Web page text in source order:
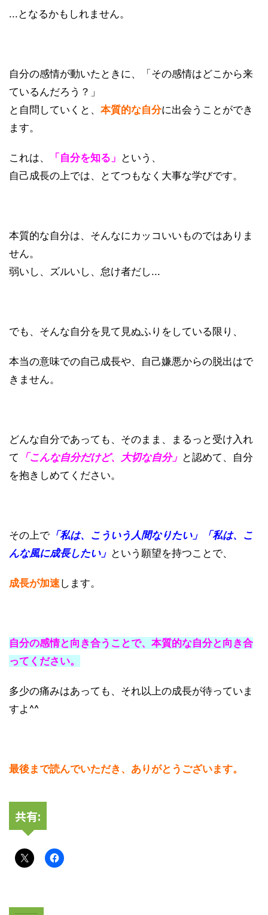
...となるかもしれません。
自分の感情が動いたときに、「その感情はどこから来
ているんだろう？」
と自問していくと、 本質的な自分に出会うことができ
ます。
これは、 「自分を知る」 という、
自己成長の上では、とてつもなく大事な学びです。
本質的な自分は、そんなにカッコいいものではありま
せん。
弱いし、ズルいし、怠け者だし...
でも、そんな自分を見て見ぬふりをしている限り、
本当の意味での自己成長や、自己嫌悪からの脱出はで
きません。
どんな自分であっても、そのまま、まるっと受け入れ
て 「こんな自分だけど、大切な自分」 と認めて、自分
を抱きしめてください。
その上で「私は、こういう人間なりたい」「私は、こ
んな風に成長したい」 という願望を持つことで、
成長が加速 します。
自分の感情と向き合うことで、本質的な自分と向き合
ってください。
多少の痛みはあっても、それ以上の成長が待っていま
すよ^^
最後まで読んでいただき、ありがとうございます。
共有: